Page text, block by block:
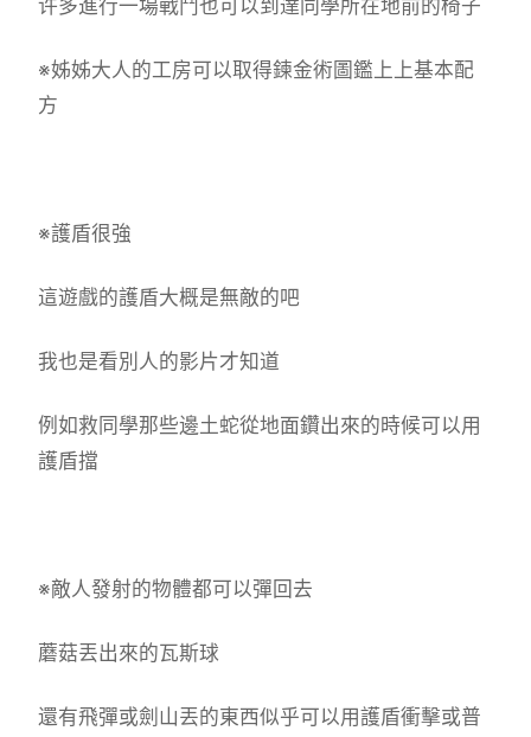
许多進行一場戰鬥也可以到達同學所在地前的椅子
※姊姊大人的工房可以取得鍊金術圖鑑上上基本配
方
※護盾很強
這遊戲的護盾大概是無敵的吧
我也是看別人的影片才知道
例如救同學那些邊土蛇從地面鑽出來的時候可以用
護盾擋
※敵人發射的物體都可以彈回去
蘑菇丟出來的瓦斯球
還有飛彈或劍山丟的東西似乎可以用護盾衝擊或普